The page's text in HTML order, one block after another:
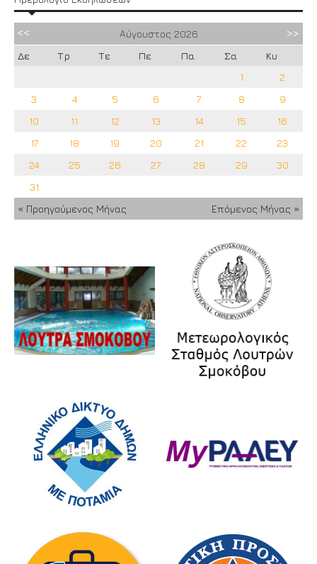
Αύγουστος 2026
Δε
Τρ Τε Πε Πα Σα
Κυ
1
2
3
4 5 6 7 8
9
10
11 12 13 14 15
16
17
18 19 20 21 22
23
24
25 26 27 28 29
30
31
« Προηγούμενος Μήνας
Επόμενος Μήνας »